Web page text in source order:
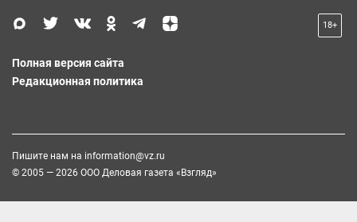
18+
Полная версия сайта
Редакционная политика
Пишите нам на information@vz.ru
© 2005 — 2026 ООО Деловая газета «Взгляд»